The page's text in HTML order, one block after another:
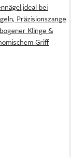
bei
Präzisionszange
Klinge &
Griff